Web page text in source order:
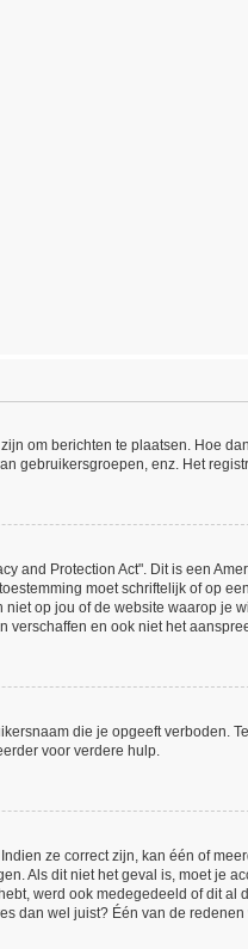
om berichten te plaatsen. Hoe
gebruikersgroepen, enz. Het
and Protection Act". Dit is een
moet schriftelijk of op
op jou of de website waarop
en ook niet het
die je opgeeft verboden.
voor verdere hulp.
ze correct zijn, kan één of
Als dit niet het geval is, moet je
werd ook medegedeeld of dit
dan wel juist? Één van de